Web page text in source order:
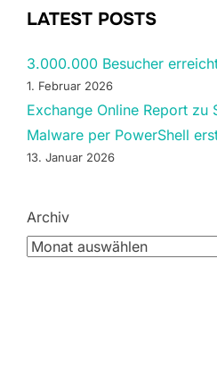
LATEST POSTS
3.000.000 Besucher
1. Februar 2026
Exchange Online Report zu
Malware per PowerShell
13. Januar 2026
Archiv